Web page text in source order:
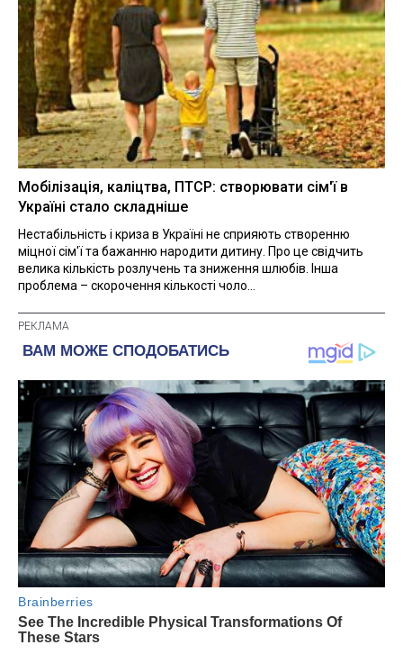
Мобілізація, каліцтва, ПТСР: створювати сім'ї в
Україні стало складніше
Нестабільність і криза в Україні не сприяють створенню
міцної сім'ї та бажанню народити дитину. Про це свідчить
велика кількість розлучень та зниження шлюбів. Інша
проблема – скорочення кількості чоло...